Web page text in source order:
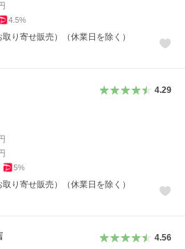
4.5%
り寄せ販売）（休業日を除く）
4.29
5%
り寄せ販売）（休業日を除く）
4.56